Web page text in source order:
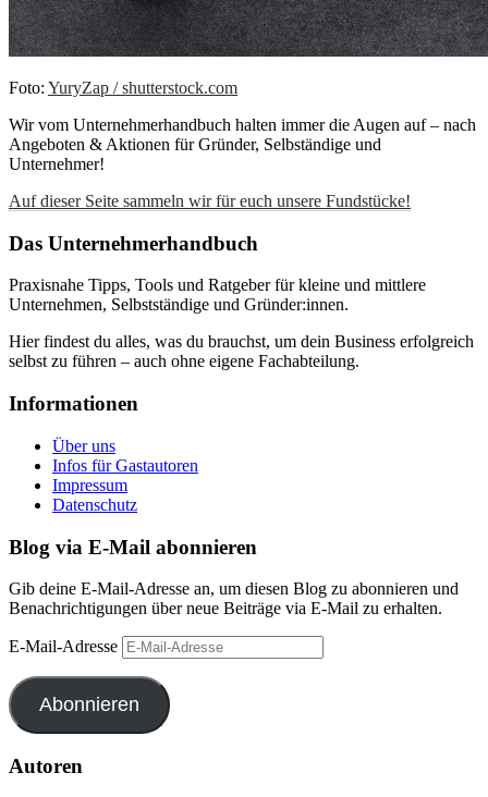
Foto: YuryZap / shutterstock.com
Wir vom Unternehmerhandbuch halten immer die Augen auf – nach
Angeboten & Aktionen für Gründer, Selbständige und
Unternehmer!
Auf dieser Seite sammeln wir für euch unsere Fundstücke!
Das Unternehmerhandbuch
Praxisnahe Tipps, Tools und Ratgeber für kleine und mittlere
Unternehmen, Selbstständige und Gründer:innen.
Hier findest du alles, was du brauchst, um dein Business erfolgreich
selbst zu führen – auch ohne eigene Fachabteilung.
Informationen
Über uns
Infos für Gastautoren
Impressum
Datenschutz
Blog via E-Mail abonnieren
Gib deine E-Mail-Adresse an, um diesen Blog zu abonnieren und
Benachrichtigungen über neue Beiträge via E-Mail zu erhalten.
E-Mail-Adresse
Abonnieren
Autoren